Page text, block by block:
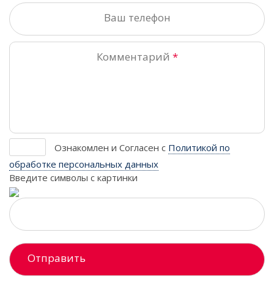
Ваш телефон
Комментарий *
Ознакомлен и Согласен с Политикой по
обработке персональных данных
Введите символы с картинки